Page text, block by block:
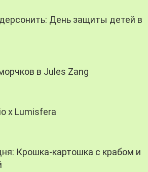
День защиты детей в
в Jules Zang
x Lumisfera
Крошка-картошка с крабом и